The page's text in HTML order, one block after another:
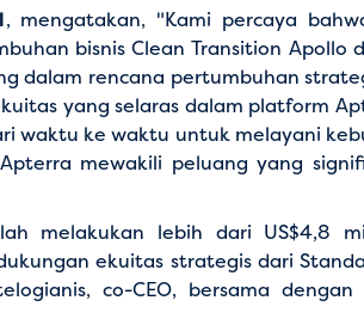
, mengatakan, "Kami percaya
bisnis Clean Transition Apollo
dalam rencana pertumbuhan
yang selaras dalam platform
waktu ke waktu untuk melayani
mewakili peluang yang
melakukan lebih dari US$4,8
ekuitas strategis dari
co-CEO, bersama